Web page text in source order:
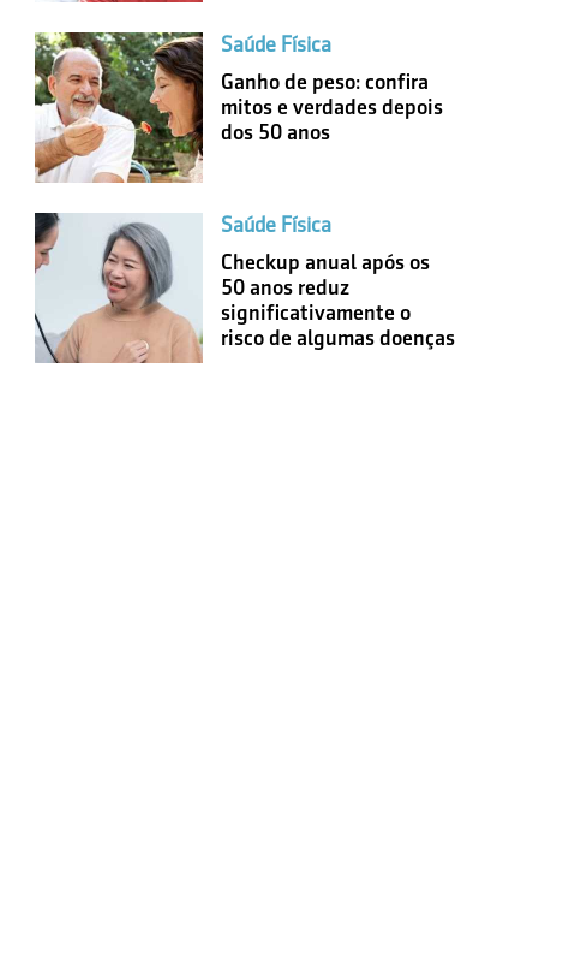
Saúde Física
Ganho de peso: confira
mitos e verdades depois
dos 50 anos
Saúde Física
Checkup anual após os
50 anos reduz
significativamente o
risco de algumas doenças